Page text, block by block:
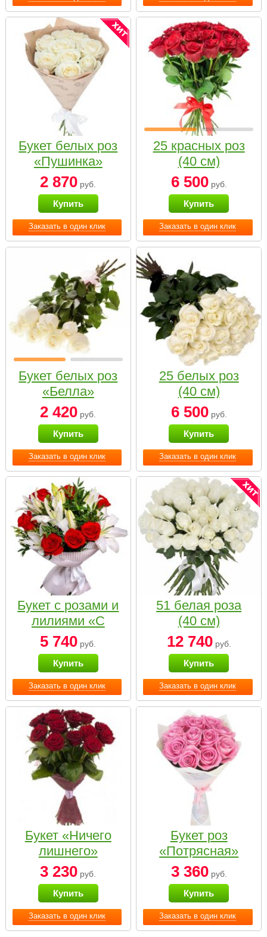
Заказать в один клик
Букет белых роз
«Пушинка»
2 870 руб.
Купить
Заказать в один клик
25 красных роз
(40 см)
6 500руб.
Купить
Заказать в один клик
Букет белых роз
«Белла»
2 420 руб.
Купить
Заказать в один клик
25 белых роз
(40 см)
6 500руб.
Купить
Заказать в один клик
Букет с розами и
лилиями «С
наилучшими
пожеланиями»
5 740 руб.
Купить
Заказать в один клик
51 белая роза
(40 см)
12 740руб.
Купить
Заказать в один клик
Букет «Ничего
лишнего»
3 230 руб.
Купить
Заказать в один клик
Букет роз
«Потрясная»
3 360руб.
Купить